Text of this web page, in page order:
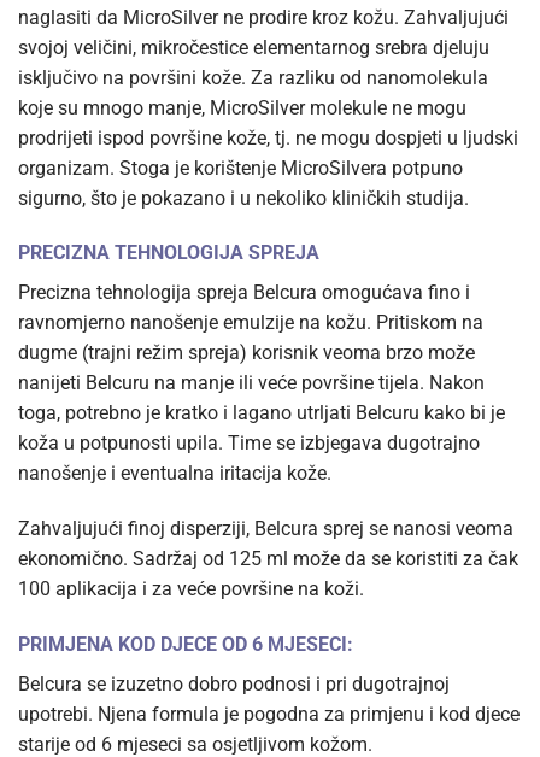
naglasiti da MicroSilver ne prodire kroz kožu. Zahvaljujući
svojoj veličini, mikročestice elementarnog srebra djeluju
isključivo na površini kože. Za razliku od nanomolekula
koje su mnogo manje, MicroSilver molekule ne mogu
prodrijeti ispod površine kože, tj. ne mogu dospjeti u ljudski
organizam. Stoga je korištenje MicroSilvera potpuno
sigurno, što je pokazano i u nekoliko kliničkih studija.
PRECIZNA TEHNOLOGIJA SPREJA
Precizna tehnologija spreja Belcura omogućava fino i
ravnomjerno nanošenje emulzije na kožu. Pritiskom na
dugme (trajni režim spreja) korisnik veoma brzo može
nanijeti Belcuru na manje ili veće površine tijela. Nakon
toga, potrebno je kratko i lagano utrljati Belcuru kako bi je
koža u potpunosti upila. Time se izbjegava dugotrajno
nanošenje i eventualna iritacija kože.
Zahvaljujući finoj disperziji, Belcura sprej se nanosi veoma
ekonomično. Sadržaj od 125 ml može da se koristiti za čak
100 aplikacija i za veće površine na koži.
PRIMJENA KOD DJECE OD 6 MJESECI:
Belcura se izuzetno dobro podnosi i pri dugotrajnoj
upotrebi. Njena formula je pogodna za primjenu i kod djece
starije od 6 mjeseci sa osjetljivom kožom.